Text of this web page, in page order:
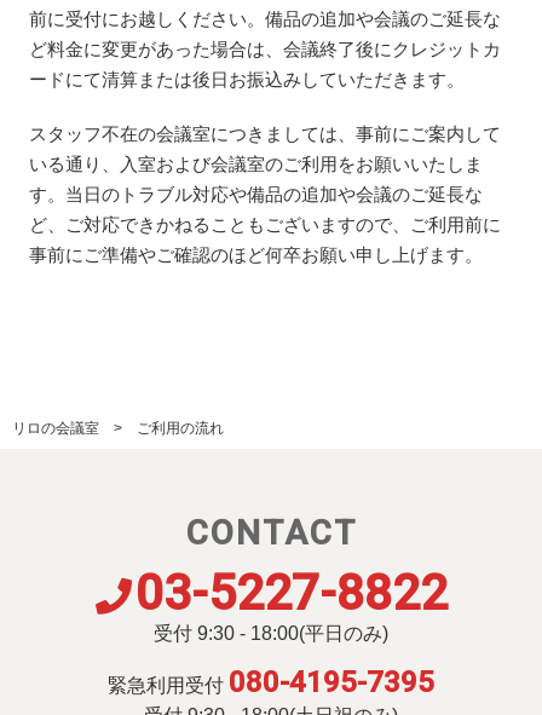
前に受付にお越しください。備品の追加や会議のご延長な
ど料金に変更があった場合は、会議終了後にクレジットカ
ードにて清算または後日お振込みしていただきます。
スタッフ不在の会議室につきましては、事前にご案内して
いる通り、入室および会議室のご利用をお願いいたしま
す。当日のトラブル対応や備品の追加や会議のご延長な
ど、ご対応できかねることもございますので、ご利用前に
事前にご準備やご確認のほど何卒お願い申し上げます。
リロの会議室 ご利用の流れ
CONTACT
03-5227-8822
受付 9:30 - 18:00(平日のみ)
緊急利用受付 080-4195-7395